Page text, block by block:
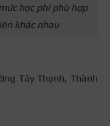
học phí phù hợp
khác nhau
Tây Thạnh, Thành